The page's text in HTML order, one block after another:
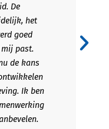
De
het
goed
past.
de kans
Ik ben